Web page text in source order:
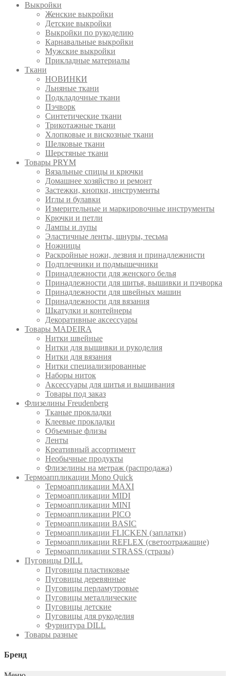
Выкройки
Женские выкройки
Детские выкройки
Выкройки по рукоделию
Карнавальные выкройки
Мужские выкройки
Прикладные материалы
Ткани
НОВИНКИ
Льняные ткани
Подкладочные ткани
Пэчворк
Синтетические ткани
Трикотажные ткани
Хлопковые и вискозные ткани
Шелковые ткани
Шерстяные ткани
Товары PRYM
Вязальные спицы и крючки
Домашнее хозяйство и ремонт
Застежки, кнопки, инструменты
Иглы и булавки
Измерительные и маркировочные инструменты
Крючки и петли
Лампы и лупы
Эластичные ленты, шнуры, тесьма
Ножницы
Раскройные ножи, лезвия и принадлежнисти
Подплечники и подмышечники
Принадлежности для женского белья
Принадлежности для шитья, вышивки и пэчворка
Принадлежности для швейных машин
Принадлежности для вязания
Шкатулки и контейнеры
Декоративные аксессуары
Товары MADEIRA
Нитки швейные
Нитки для вышивки и рукоделия
Нитки для вязания
Нитки специализированные
Наборы ниток
Аксессуары для шитья и вышивания
Товары под заказ
Флизелины Freudenberg
Тканые прокладки
Клеевые прокладки
Объемные флизы
Ленты
Креативный ассортимент
Необычные продукты
Флизелины на метраж (распродажа)
Термоаппликации Mono Quick
Термоаппликации MAXI
Термоаппликации MIDI
Термоаппликации MINI
Термоаппликации PICO
Термоаппликации BASIC
Термоаппликации FLICKEN (заплатки)
Термоаппликации REFLEX (светоотражащие)
Термоаппликации STRASS (стразы)
Пуговицы DILL
Пуговицы пластиковые
Пуговицы деревянные
Пуговицы перламутровые
Пуговицы металлические
Пуговицы детские
Пуговицы для рукоделия
Фурнитура DILL
Товары разные
Бренд